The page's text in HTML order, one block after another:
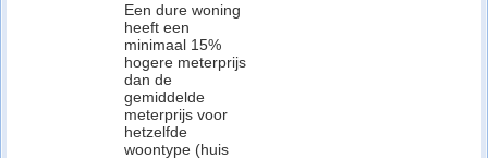
Een dure woning
heeft een
minimaal 15%
hogere meterprijs
dan de
gemiddelde
meterprijs voor
hetzelfde
woontype (huis